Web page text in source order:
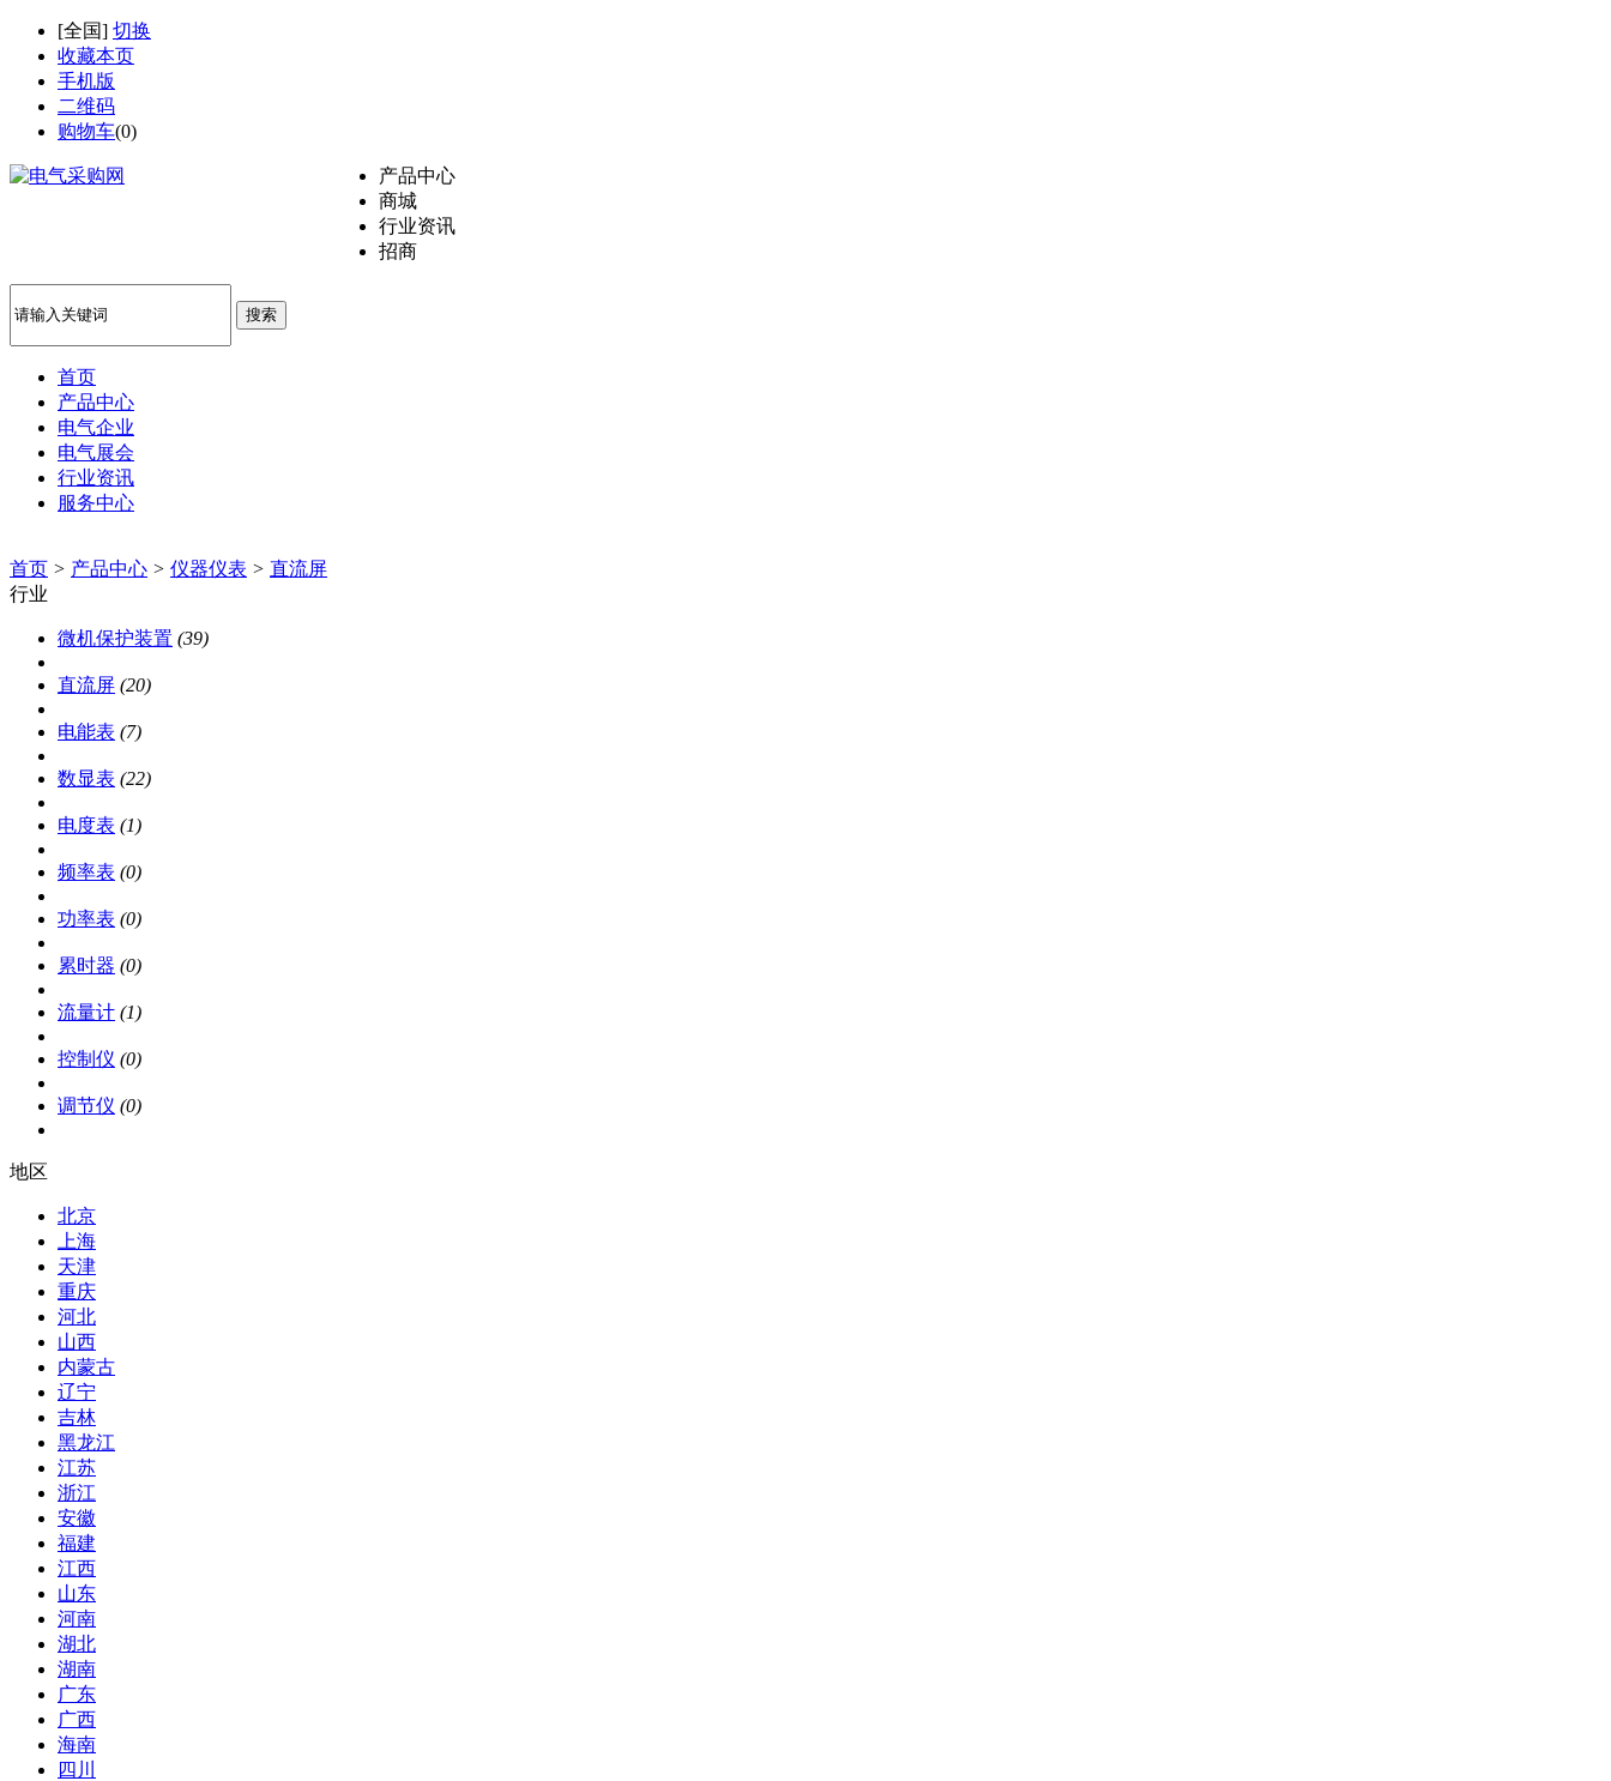
[全国] 切换
收藏本页
手机版
二维码
购物车(0)
产品中心
商城
行业资讯
招商
搜索
首页
产品中心
电气企业
电气展会
行业资讯
服务中心
首页 > 产品中心 > 仪器仪表 > 直流屏
行业
微机保护装置 (39)
直流屏 (20)
电能表 (7)
数显表 (22)
电度表 (1)
频率表 (0)
功率表 (0)
累时器 (0)
流量计 (1)
控制仪 (0)
调节仪 (0)
地区
北京
上海
天津
重庆
河北
山西
内蒙古
辽宁
吉林
黑龙江
江苏
浙江
安徽
福建
江西
山东
河南
湖北
湖南
广东
广西
海南
四川